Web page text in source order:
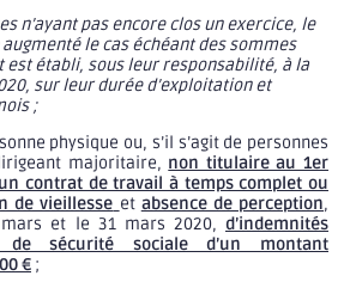
n’ayant pas encore clos un exercice, le
le cas échéant des sommes
est établi, sous leur responsabilité, à la
sur leur durée d’exploitation et
;
physique ou, s’il s’agit de personnes
majoritaire, non titulaire au 1er
contrat de travail à temps complet ou
de vieillesse et absence de perception,
et le 31 mars 2020, d’indemnités
de sécurité sociale d’un montant
€ ;